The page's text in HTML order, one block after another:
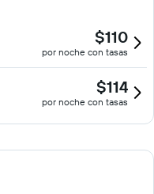
$110
por noche con tasas
$114
por noche con tasas